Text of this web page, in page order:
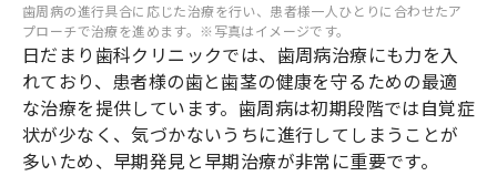
歯周病の進行具合に応じた治療を行い、患者様一人ひとりに合わせたア
プローチで治療を進めます。※写真はイメージです。
日だまり歯科クリニックでは、歯周病治療にも力を入
れており、患者様の歯と歯茎の健康を守るための最適
な治療を提供しています。歯周病は初期段階では自覚症
状が少なく、気づかないうちに進行してしまうことが
多いため、早期発見と早期治療が非常に重要です。